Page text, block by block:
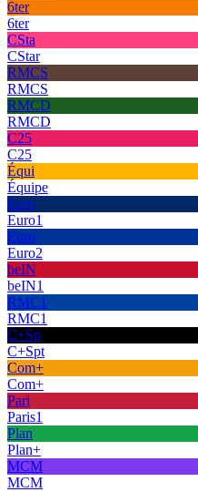
6ter
6ter
CSta
CStar
RMCS
RMCS
RMCD
RMCD
C25
C25
Équi
Équipe
Euro
Euro1
Euro
Euro2
beIN
beIN1
RMC1
RMC1
C+Sp
C+Spt
Com+
Com+
Pari
Paris1
Plan
Plan+
MCM
MCM